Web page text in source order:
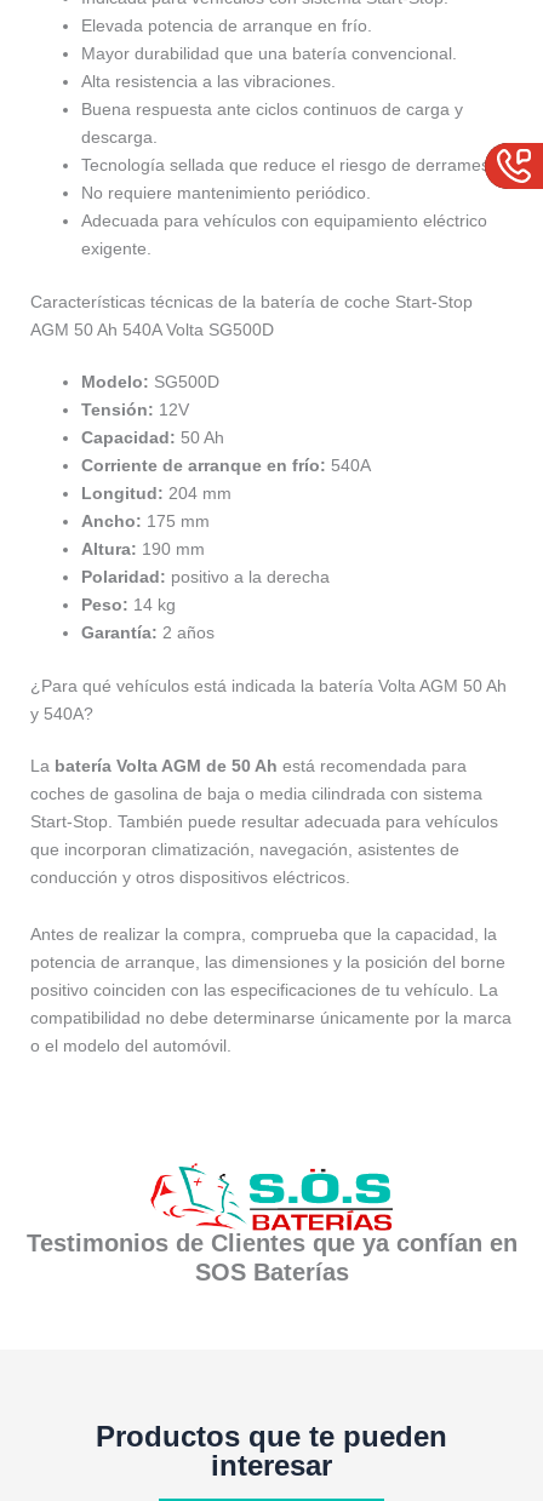
Elevada potencia de arranque en frío.
Mayor durabilidad que una batería convencional.
Alta resistencia a las vibraciones.
Buena respuesta ante ciclos continuos de carga y
descarga.
Tecnología sellada que reduce el riesgo de derrames.
No requiere mantenimiento periódico.
Adecuada para vehículos con equipamiento eléctrico
exigente.
Características técnicas de la batería de coche Start-Stop
AGM 50 Ah 540A Volta SG500D
Modelo: SG500D
Tensión: 12V
Capacidad: 50 Ah
Corriente de arranque en frío: 540A
Longitud: 204 mm
Ancho: 175 mm
Altura: 190 mm
Polaridad: positivo a la derecha
Peso: 14 kg
Garantía: 2 años
¿Para qué vehículos está indicada la batería Volta AGM 50 Ah
y 540A?
La batería Volta AGM de 50 Ah está recomendada para
coches de gasolina de baja o media cilindrada con sistema
Start-Stop. También puede resultar adecuada para vehículos
que incorporan climatización, navegación, asistentes de
conducción y otros dispositivos eléctricos.
Antes de realizar la compra, comprueba que la capacidad, la
potencia de arranque, las dimensiones y la posición del borne
positivo coinciden con las especificaciones de tu vehículo. La
compatibilidad no debe determinarse únicamente por la marca
o el modelo del automóvil.
Testimonios de Clientes que ya confían en
SOS Baterías
Productos que te pueden
interesar